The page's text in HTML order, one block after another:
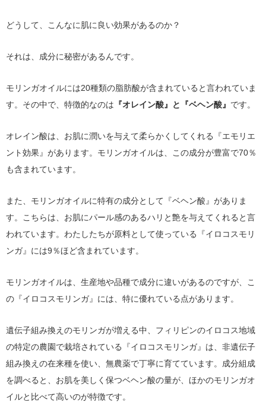
どうして、こんなに肌に良い効果があるのか？
それは、成分に秘密があるんです。
モリンガオイルには20種類の脂肪酸が含まれていると言われていま
す。その中で、特徴的なのは 『オレイン酸』と『ベヘン酸』 です。
オレイン酸は、お肌に潤いを与えて柔らかくしてくれる『エモリエ
ント効果』があります。モリンガオイルは、この成分が豊富で70％
も含まれています。
また、モリンガオイルに特有の成分として『ベヘン酸』がありま
す。こちらは、お肌にパール感のあるハリと艶を与えてくれると言
われています。わたしたちが原料として使っている『イロコスモリ
ンガ』には9％ほど含まれています。
モリンガオイルは、生産地や品種で成分に違いがあるのですが、こ
の『イロコスモリンガ』には、特に優れている点があります。
遺伝子組み換えのモリンガが増える中、フィリピンのイロコス地域
の特定の農園で栽培されている『イロコスモリンガ』は、非遺伝子
組み換えの在来種を使い、無農薬で丁寧に育てています。成分組成
を調べると、お肌を美しく保つベヘン酸の量が、ほかのモリンガオ
イルと比べて高いのが特徴です。